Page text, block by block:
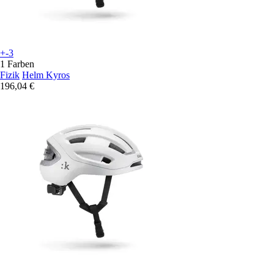
+-3
1 Farben
Fizik Helm Kyros
196,04 €